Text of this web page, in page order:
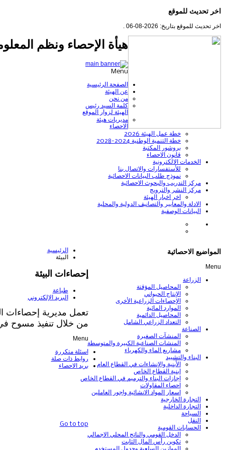
اخر تحديث للموقع
اخر تحديث للموقع بتاريخ: 2026-08-06 .
هيأة الإحصاء ونظم
Menu
الصفحة الرئيسية
عن الهيئة
من نحن
كلمة السيد رئيس
الهيئة لزوار الموقع
مديريات هيئة
الاحصاء
خطة عمل الهيئة 2026
خطة التنمية الوطنية 2024-2028
بروشور المكتبة
قانون الاحصاء
الخدمات الالكترونية
للأستفسارات والاتصال بنا
نموذج طلب البيانات الاحصائية
مركز التدريب والبحوث الاحصائية
مركز النشر والترويج
اخر اخبار الهيئة
الادلة والمعايير والتصانيف الدولية والمحلية
البيانات الوصفية
الرئيسية
البيئة
إحصاءات البيئة
طباعة
البريد الإلكتروني
تعمل مديرية إحصاءات
من خلال تنفيذ مسوح
المواضيع الاحصائية
Menu
الزراعة
المحاصيل المؤقتة
الإنتاج الحيواني
الإحصاءات الزراعية الأخرى
الموارد المائية
المحاصيل الدائمية
التعداد الزراعي الشامل
الصناعة
المنشآت الصغيرة
المنشات الصناعية الكبيرة والمتوسطة
مشاريع الماء والكهرباء
البناء والتشييد
الأبنية والإنشاءات في القطاع العام
ابنية القطاع الخاص
إجازات البناء والترميم في القطاع الخاص
احصاء المقاولات
اسعار المواد الانشائية واجور العاملين
التجارة الخارجية
التجارة الداخلية
السياحة
النقل
الحسابات القومية
الدخل القومي والناتج المحلي الاجمالي
تكوين رأس المال الثابت
Menu
اسئلة متكررة
روابط ذات صلة
بريد الاحصاء
Go to top